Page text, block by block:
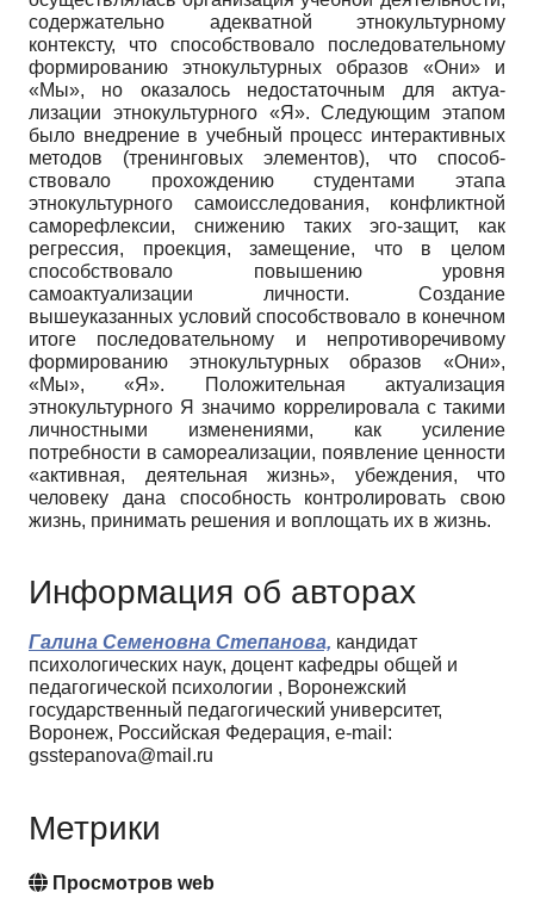
содержательно адекватной этнокультурно­му
контексту, что способствовало последовательному
формированию этно­культурных образов «Они» и
«Мы», но оказалось недостаточным для актуа­
лизации этнокультурного «Я». Следующим этапом
было внедрение в учеб­ный процесс интерактивных
методов (тренинговых элементов), что способ­
ствовало прохождению студентами этапа
этнокультурного самоисследова­ния, конфликтной
саморефлексии, снижению таких эго-защит, как
регрес­сия, проекция, замещение, что в целом
способствовало повышению уровня
самоактуализации личности. Создание
вышеуказанных условий способство­вало в конечном
итоге последовательному и непротиворечивому
формирова­нию этнокультурных образов «Они»,
«Мы», «Я». Положительная актуализа­ция
этнокультурного Я значимо коррелировала с такими
личностными изме­нениями, как усиление
потребности в самореализации, появление ценности
«активная, деятельная жизнь», убеждения, что
человеку дана способность контролировать свою
жизнь, принимать решения и воплощать их в жизнь.
Информация об авторах
Галина Семеновна Степанова, кандидат
психологических наук, доцент кафедры общей и
педагогической психологии , Воронежский
государственный педагогический университет,
Воронеж, Российская Федерация, e-mail:
gsstepanova@mail.ru
Метрики
Просмотров web